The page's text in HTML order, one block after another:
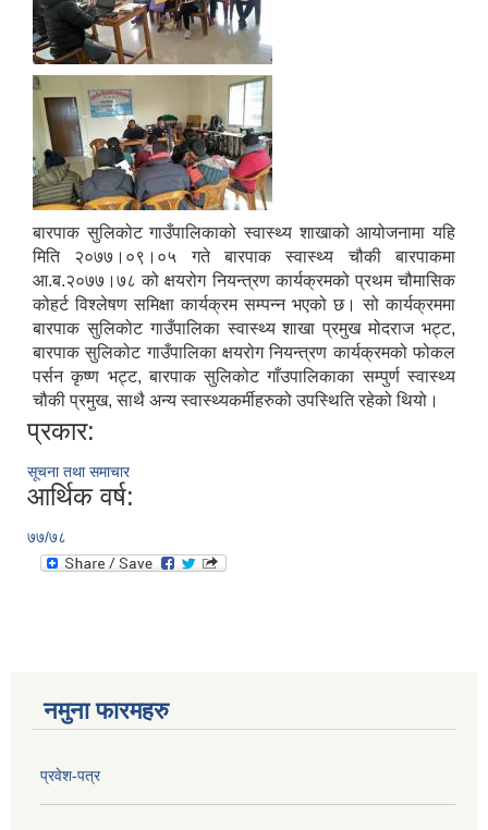
बारपाक सुलिकोट गाउँपालिकाको स्वास्थ्य शाखाको आयोजनामा यहि
मिति २०७७।०९।०५ गते बारपाक स्वास्थ्य चौकी बारपाकमा
आ.ब.२०७७।७८ को क्षयरोग नियन्त्रण कार्यक्रमको प्रथम चौमासिक
कोहर्ट विश्लेषण समिक्षा कार्यक्रम सम्पन्न भएको छ। सो कार्यक्रममा
बारपाक सुलिकोट गाउँपालिका स्वास्थ्य शाखा प्रमुख मोदराज भट्ट,
बारपाक सुलिकोट गाउँपालिका क्षयरोग नियन्त्रण कार्यक्रमको फोकल
पर्सन कृष्ण भट्ट, बारपाक सुलिकोट गाँउपालिकाका सम्पुर्ण स्वास्थ्य
चौकी प्रमुख, साथै अन्य स्वास्थ्यकर्मीहरुको उपस्थिति रहेको थियो।
प्रकार:
सूचना तथा समाचार
आर्थिक वर्ष:
७७/७८
नमुना फारमहरु
प्रवेश-पत्र